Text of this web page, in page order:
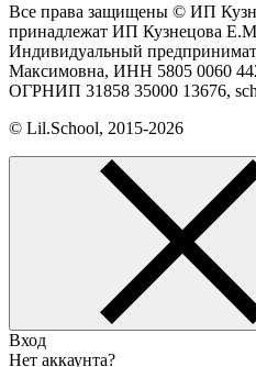
Все права защищены © ИП
принадлежат ИП Кузнецова
Индивидуальный
Максимовна, ИНН 5805 0060
ОГРНИП 31858 35000 13676,
© Lil.School, 2015‐2026
Вход
Нет аккаунта?